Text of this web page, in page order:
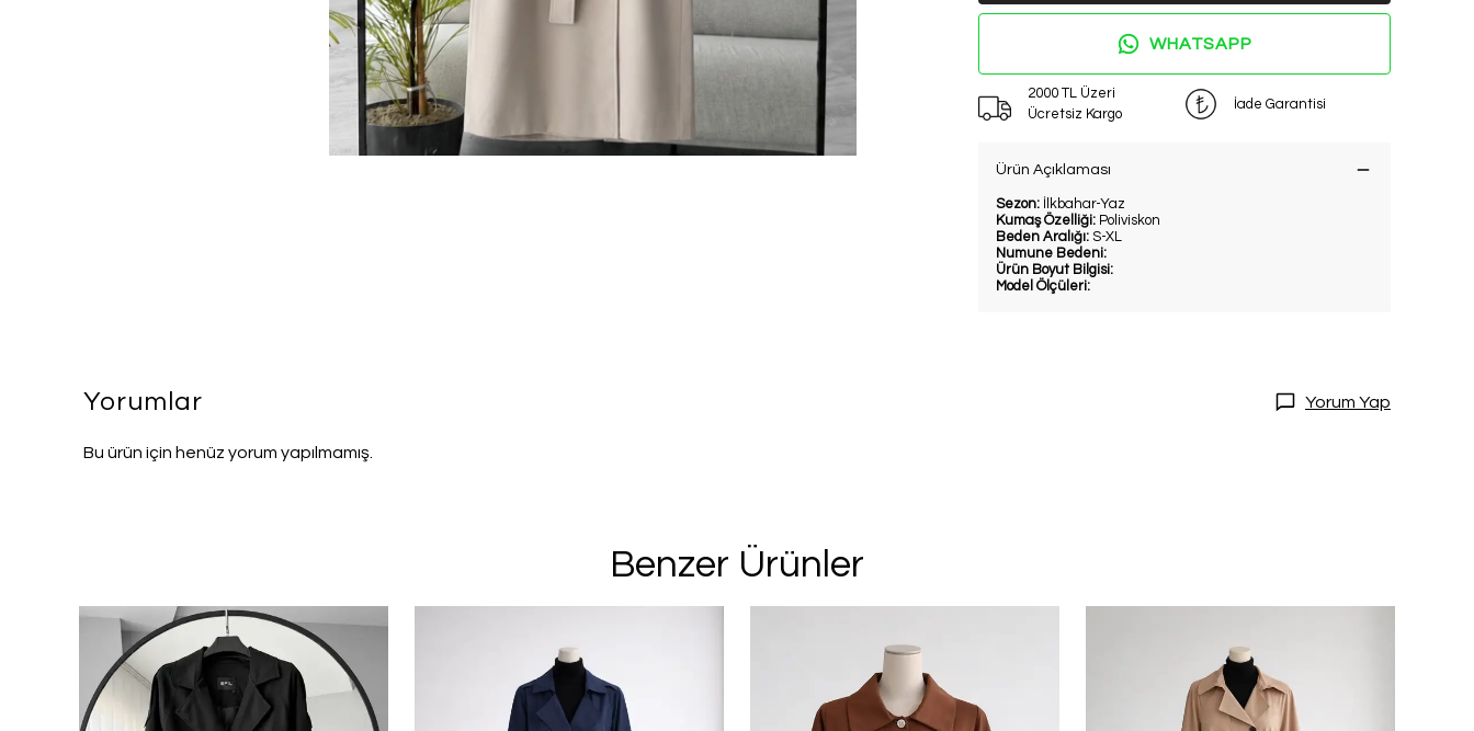
WHATSAPP
2000 TL Üzeri
Ücretsiz Kargo
İade Garantisi
Ürün Açıklaması
Sezon: İlkbahar-Yaz
Kumaş Özelliği: Poliviskon
Beden Aralığı: S-XL
Numune Bedeni:
Ürün Boyut Bilgisi:
Model Ölçüleri:
Yorumlar Yorum Yap
Bu ürün için henüz yorum yapılmamış.
Benzer Ürünler